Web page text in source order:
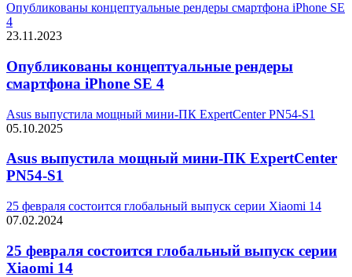
Опубликованы концептуальные рендеры смартфона iPhone SE
4
23.11.2023
Опубликованы концептуальные рендеры
смартфона iPhone SE 4
Asus выпустила мощный мини-ПК ExpertCenter PN54-S1
05.10.2025
Asus выпустила мощный мини-ПК ExpertCenter
PN54-S1
25 февраля состоится глобальный выпуск серии Xiaomi 14
07.02.2024
25 февраля состоится глобальный выпуск серии
Xiaomi 14